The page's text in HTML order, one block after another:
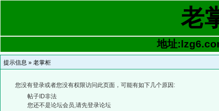
老
地址
提示信息 » 老掌柜
您没有登录或者您没有权限访问此页面，可能有如下几个原因:
帖子ID非法
您还不是论坛会员,请先登录论坛